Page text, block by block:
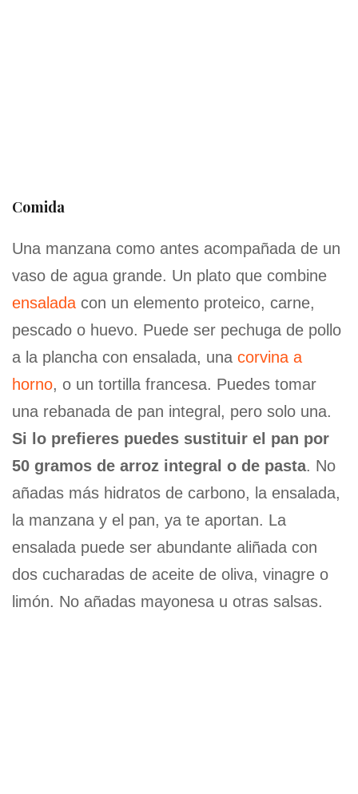
Comida
Una manzana como antes acompañada de un
vaso de agua grande. Un plato que combine
ensalada con un elemento proteico, carne,
pescado o huevo. Puede ser pechuga de pollo
a la plancha con ensalada, una corvina a
horno, o un tortilla francesa. Puedes tomar
una rebanada de pan integral, pero solo una.
Si lo prefieres puedes sustituir el pan por
50 gramos de arroz integral o de pasta. No
añadas más hidratos de carbono, la ensalada,
la manzana y el pan, ya te aportan. La
ensalada puede ser abundante aliñada con
dos cucharadas de aceite de oliva, vinagre o
limón. No añadas mayonesa u otras salsas.